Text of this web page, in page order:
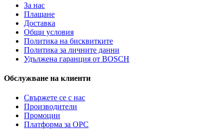
За нас
Плащане
Доставка
Общи условия
Политика на бисквитките
Политика за личните данни
Удължена гаранция от BOSCH
Обслужване на клиенти
Свържете се с нас
Производители
Промоции
Платформа за ОРС